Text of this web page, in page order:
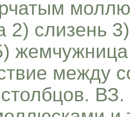
2) слизень
между